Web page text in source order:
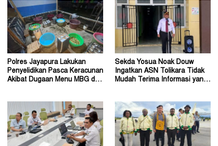
Polres Jayapura Lakukan
Penyelidikan Pasca Keracunan
Akibat Dugaan Menu MBG di
Sekda Yosua Noak Douw
Ingatkan ASN Tolikara Tidak
Mudah Terima Informasi yang